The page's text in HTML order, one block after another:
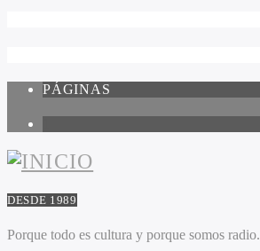
PÁGINAS
DESDE 1989
Porque todo es cultura y porque somos radio.